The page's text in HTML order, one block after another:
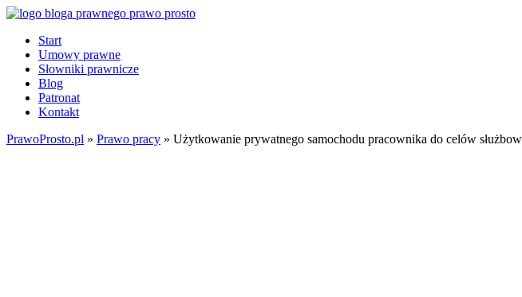
Start
Umowy prawne
Słowniki prawnicze
Blog
Patronat
Kontakt
PrawoProsto.pl » Prawo pracy » Użytkowanie prywatnego samochodu pracownika do celów